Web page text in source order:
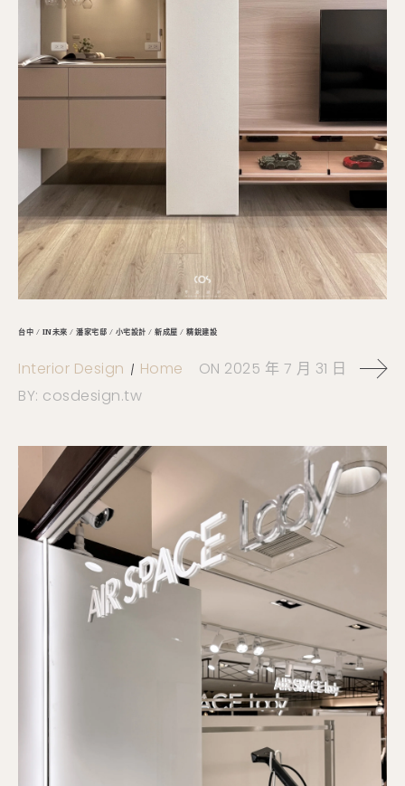
台中 / IN未來 / 潘家宅邸 / 小宅設計 / 新成屋 / 精銳建設
Interior Design Home ON 2025 年 7 月 31 日
BY: cosdesign.tw